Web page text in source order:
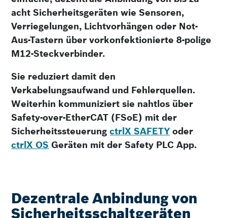
acht Sicherheitsgeräten wie Sensoren,
Verriegelungen, Lichtvorhängen oder Not-
Aus-Tastern über vorkonfektionierte 8-polige
M12-Steckverbinder.
Sie reduziert damit den
Verkabelungsaufwand und Fehlerquellen.
Weiterhin kommuniziert sie nahtlos über
Safety-over-EtherCAT (FSoE) mit der
SicherheitssteuerungctrlX SAFETY oder
ctrlX OS Geräten mit der Safety PLC App.
Dezentrale Anbindung von
Sicherheitsschaltgeräten